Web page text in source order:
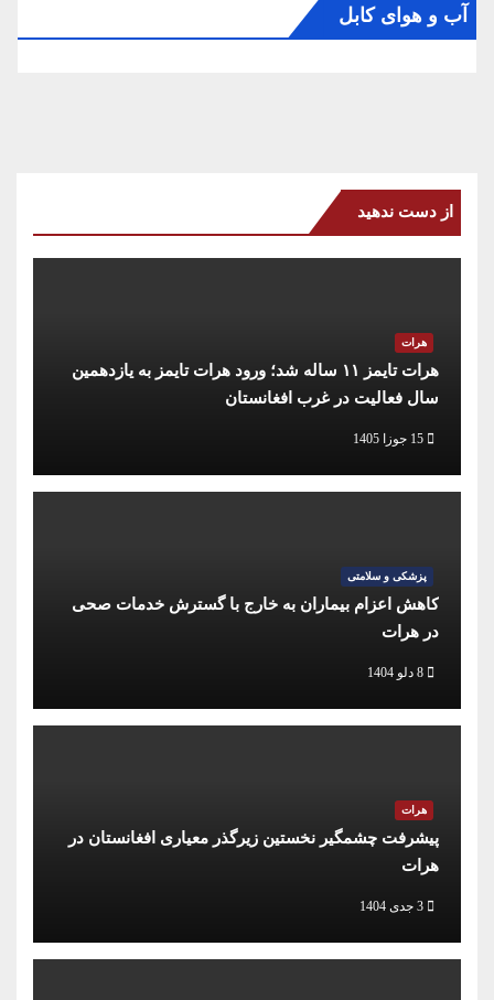
آب و هوای کابل
از دست ندهید
هرات
هرات تایمز ۱۱ ساله شد؛ ورود هرات تایمز به یازدهمین
سال فعالیت در غرب افغانستان
15 جوزا 1405
پزشکی و سلامتی
کاهش اعزام بیماران به خارج با گسترش خدمات صحی
در هرات
8 دلو 1404
هرات
پیشرفت چشمگیر نخستین زیرگذر معیاری افغانستان در
هرات
3 جدی 1404